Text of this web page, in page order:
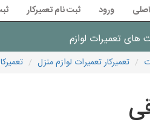
ورود ثبت نام تعمیرکار
های تعمیرات لوازم
تعمیرکار تعمیرات لوازم منزل